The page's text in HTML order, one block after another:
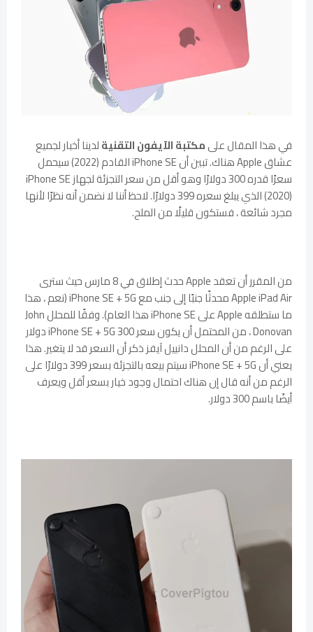
في هذا المقال علىمكتبة الآيفون التقنيةلدينا أخبار لجميع
عشاق Apple هناك. تبين أن iPhone SE القادم (2022) سيحمل
سعرًا قدره 300 دولارًا وهو أقل من سعر التجزئة لجهاز iPhone SE
(2020) الذي يبلغ سعره 399 دولارًا. لاحظ أننا لا نضمن أنه نظرًا لأنها
مجرد شائعة ، فستكون قليلًا من الملح.
من المقرر أن تعقد Apple حدث إطلاق في 8 مارس حيث سترى
Apple iPad Air محدثًا جنبًا إلى جنب مع iPhone SE + 5G (نعم ، هذا
ما ستطلقه Apple على iPhone SE هذا العام). وفقًا للمحلل John
Donovan ، من المحتمل أن يكون سعر iPhone SE + 5G 300 دولار
على الرغم من أن المحلل دانييل آيفز ذكر أن السعر قد لا يتغير. هذا
يعني أن iPhone SE + 5G سيتم بيعه بالتجزئة بسعر 399 دولارًا على
الرغم من أنه قال إن هناك احتمال وجود خيار بسعر أقل ويعرف
أيضًا باسم 300 دولار.